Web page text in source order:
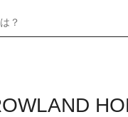
？